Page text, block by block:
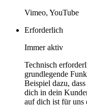
Vimeo, YouTube
Erforderlich
Immer aktiv
Technisch
grundlegende
Beispiel dazu,
dich in dein
auf dich ist für uns